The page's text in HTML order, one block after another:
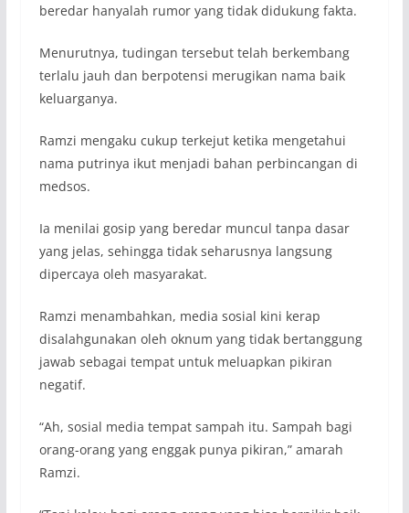
beredar hanyalah rumor yang tidak didukung fakta.
Menurutnya, tudingan tersebut telah berkembang
terlalu jauh dan berpotensi merugikan nama baik
keluarganya.
Ramzi mengaku cukup terkejut ketika mengetahui
nama putrinya ikut menjadi bahan perbincangan di
medsos.
Ia menilai gosip yang beredar muncul tanpa dasar
yang jelas, sehingga tidak seharusnya langsung
dipercaya oleh masyarakat.
Ramzi menambahkan, media sosial kini kerap
disalahgunakan oleh oknum yang tidak bertanggung
jawab sebagai tempat untuk meluapkan pikiran
negatif.
“Ah, sosial media tempat sampah itu. Sampah bagi
orang-orang yang enggak punya pikiran,” amarah
Ramzi.